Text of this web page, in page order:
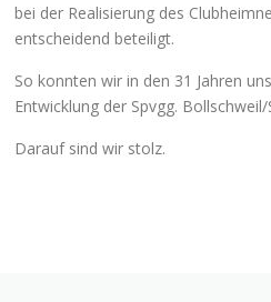
bei der Realisierung des
entscheidend beteiligt.
So konnten wir in den 31 Jahren
Entwicklung der Spvgg.
Darauf sind wir stolz.